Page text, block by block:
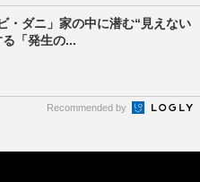
・ダニ」家の中に潜む“見えない
「発生の...
Recommended by